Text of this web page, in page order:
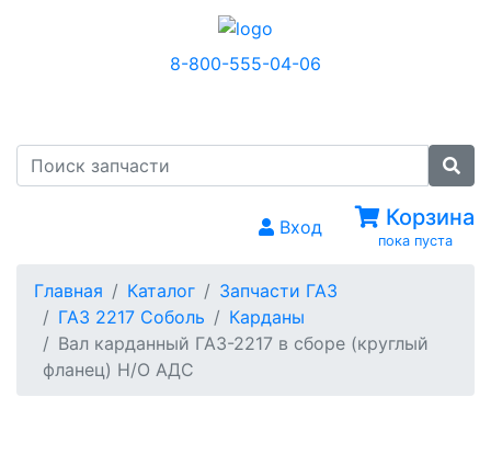
8-800-555-04-06
Вход Корзина
пока пуста
Главная Каталог
Запчасти ГАЗ
ГАЗ 2217 Соболь
Карданы
Вал карданный ГАЗ-2217 в сборе (круглый
фланец) Н/О АДС